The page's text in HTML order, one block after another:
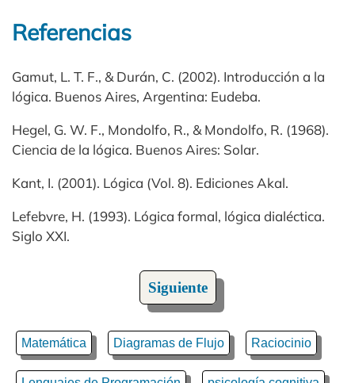
Referencias
Gamut, L. T. F., & Durán, C. (2002). Introducción a la
lógica. Buenos Aires, Argentina: Eudeba.
Hegel, G. W. F., Mondolfo, R., & Mondolfo, R. (1968).
Ciencia de la lógica. Buenos Aires: Solar.
Kant, I. (2001). Lógica (Vol. 8). Ediciones Akal.
Lefebvre, H. (1993). Lógica formal, lógica dialéctica.
Siglo XXI.
Siguiente
Matemática Diagramas de Flujo Raciocinio